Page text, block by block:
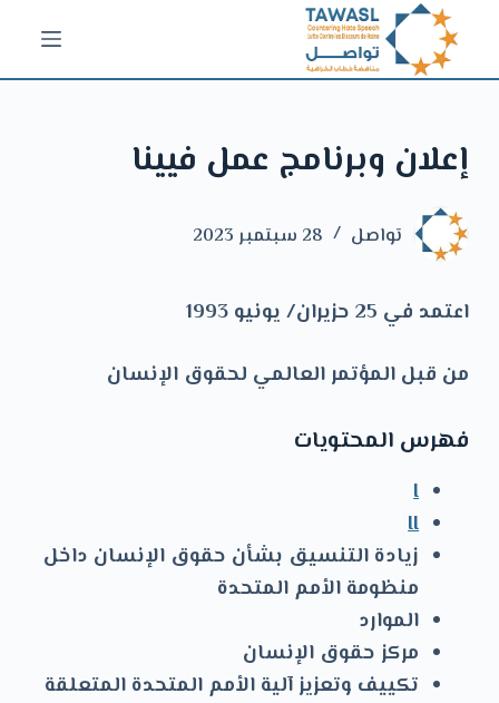
إعلان وبرنامج عمل فيينا
تواصل 28 سبتمبر 2023
اعتمد في 25 حزيران/ يونيو 1993
من قبل المؤتمر العالمي لحقوق الإنسان
فهرس المحتويات
I
II
زيادة التنسيق بشأن حقوق الإنسان داخل
منظومة الأمم المتحدة
الموارد
مركز حقوق الإنسان
تكييف وتعزيز آلية الأمم المتحدة المتعلقة